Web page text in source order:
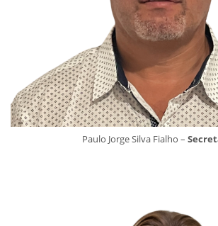
Paulo Jorge Silva Fialho –